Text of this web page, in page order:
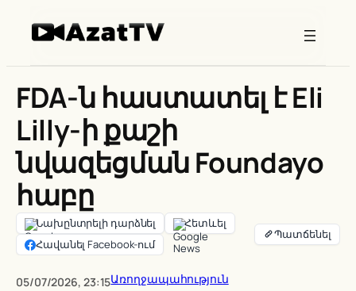
FDA-ն հաստատել է Eli
Lilly-ի քաշի
նվազեցման Foundayo
հաբը
Նախընտրելի դարձնել
Հետևել
Հավանել Facebook-ում
05/07/2026, 23:15Առողջապահություն